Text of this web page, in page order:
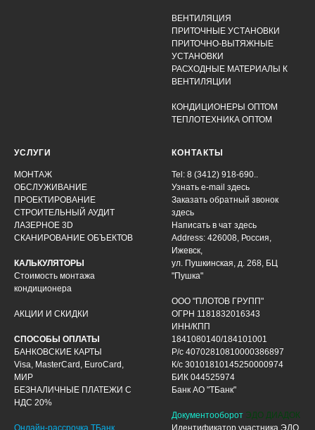
ВЕНТИЛЯЦИЯ
ПРИТОЧНЫЕ УСТАНОВКИ
ПРИТОЧНО-ВЫТЯЖНЫЕ
УСТАНОВКИ
РАСХОДНЫЕ МАТЕРИАЛЫ К
ВЕНТИЛЯЦИИ
КОНДИЦИОНЕРЫ ОПТОМ
ТЕПЛОТЕХНИКА ОПТОМ
УСЛУГИ
МОНТАЖ
ОБСЛУЖИВАНИЕ
ПРОЕКТИРОВАНИЕ
СТРОИТЕЛЬНЫЙ АУДИТ
ЛАЗЕРНОЕ 3D
СКАНИРОВАНИЕ ОБЪЕКТОВ
КАЛЬКУЛЯТОРЫ
Стоимость монтажа
кондиционера
АКЦИИ И СКИДКИ
СПОСОБЫ ОПЛАТЫ
БАНКОВСКИЕ КАРТЫ
Visa, MasterCard, EuroCard,
МИР
БЕЗНАЛИЧНЫЕ ПЛАТЕЖИ С
НДС 20%
Онлайн-рассрочка ТБанк
КОНТАКТЫ
Tel: 8 (3412) 918-690..
Узнать e-mail здесь
Заказать обратный звонок
здесь
Написать в чат здесь
Address: 426008, Россия,
Ижевск,
ул. Пушкинская, д. 268, БЦ
"Пушка"
ООО "ПЛОТОВ ГРУПП"
ОГРН 1181832016343
ИНН/КПП
1841080140/184101001
Р/с 40702810810000386897
К/с 30101810145250000974
БИК 044525974
Банк АО "ТБанк"
Документооборот ЭДО ДИАДОК
Идентификатор участника ЭДО